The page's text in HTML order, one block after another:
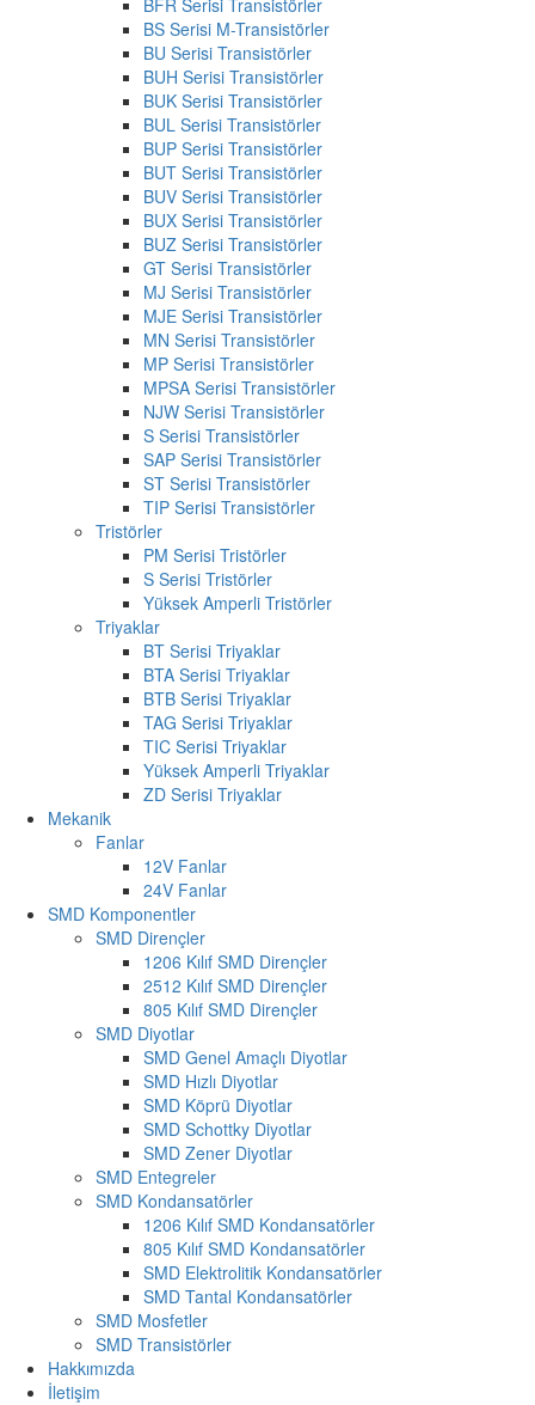
BS Serisi M-Transistörler
BU Serisi Transistörler
BUH Serisi Transistörler
BUK Serisi Transistörler
BUL Serisi Transistörler
BUP Serisi Transistörler
BUT Serisi Transistörler
BUV Serisi Transistörler
BUX Serisi Transistörler
BUZ Serisi Transistörler
GT Serisi Transistörler
MJ Serisi Transistörler
MJE Serisi Transistörler
MN Serisi Transistörler
MP Serisi Transistörler
MPSA Serisi Transistörler
NJW Serisi Transistörler
S Serisi Transistörler
SAP Serisi Transistörler
ST Serisi Transistörler
TIP Serisi Transistörler
Tristörler
PM Serisi Tristörler
S Serisi Tristörler
Yüksek Amperli Tristörler
Triyaklar
BT Serisi Triyaklar
BTA Serisi Triyaklar
BTB Serisi Triyaklar
TAG Serisi Triyaklar
TIC Serisi Triyaklar
Yüksek Amperli Triyaklar
ZD Serisi Triyaklar
Mekanik
Fanlar
12V Fanlar
24V Fanlar
SMD Komponentler
SMD Dirençler
1206 Kılıf SMD Dirençler
2512 Kılıf SMD Dirençler
805 Kılıf SMD Dirençler
SMD Diyotlar
SMD Genel Amaçlı Diyotlar
SMD Hızlı Diyotlar
SMD Köprü Diyotlar
SMD Schottky Diyotlar
SMD Zener Diyotlar
SMD Entegreler
SMD Kondansatörler
1206 Kılıf SMD Kondansatörler
805 Kılıf SMD Kondansatörler
SMD Elektrolitik Kondansatörler
SMD Tantal Kondansatörler
SMD Mosfetler
SMD Transistörler
Hakkımızda
İletişim